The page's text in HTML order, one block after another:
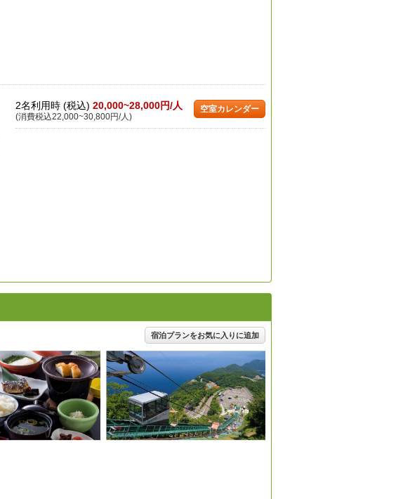
2名利用時 (税込) 20,000~28,000円/人
(消費税込22,000~30,800円/人)
空室カレンダー
宿泊プランをお気に入りに追加